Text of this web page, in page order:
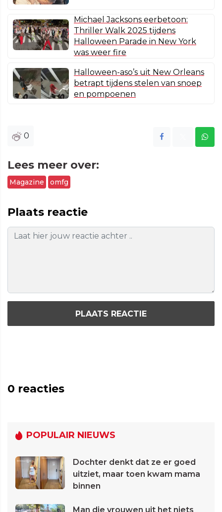
Michael Jacksons eerbetoon:
Thriller Walk 2025 tijdens
Halloween Parade in New York
was weer fire
Halloween-aso’s uit New Orleans
betrapt tijdens stelen van snoep
en pompoenen
0
Lees meer over:
Magazine omfg
Plaats reactie
PLAATS REACTIE
0 reacties
POPULAIR NIEUWS
Dochter denkt dat ze er goed
uitziet, maar toen kwam mama
binnen
Man die vrouwen uit het niets